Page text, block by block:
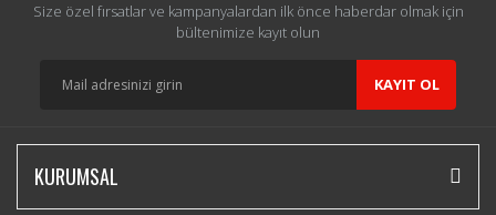
Size özel fırsatlar ve kampanyalardan ilk önce haberdar olmak için
bültenimize kayıt olun
KAYIT OL
KURUMSAL